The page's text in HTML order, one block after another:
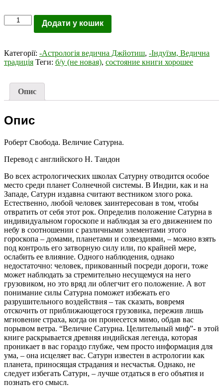
Кількість Додати у кошик
Категорії: -Астрологія ведична Джйотиш, -Індуїзм, Ведична
традиція Теги: б/у (не новая), состояние книги хорошее
Опис
Опис
Роберт Свобода. Величие Сатурна.
Перевод с английского Н. Тандон
Во всех астрологических школах Сатурну отводится особое
место среди планет Солнечной системы. В Индии, как и на
Западе, Сатурн издавна считают вестником злого рока.
Естественно, любой человек заинтересован в том, чтобы
отвратить от себя этот рок. Определив положение Сатурна в
индивидуальном гороскопе и наблюдая за его движением по
небу в соотношении с различными элементами этого
гороскопа – домами, планетами и созвездиями, – можно взять
под контроль его затворную силу или, по крайней мере,
ослабить ее влияние. Одного наблюдения, однако
недостаточно: человек, прикованный посреди дороги, тоже
может наблюдать за стремительно несущемуся на него
грузовиком, но это вряд ли облегчит его положение. А вот
понимание силы Сатурна поможет избежать его
разрушительного воздействия – так сказать, вовремя
отскочить от приближающегося грузовика, пережив лишь
мгновение страха, когда он пронесется мимо, обдав вас
порывом ветра. “Величие Сатурна. Целительный миф”- в этой
книге раскрывается древняя индийская легенда, которая
проникает в вас гораздо глубже, чем просто информация для
ума, – она исцеляет вас. Сатурн известен в астрологии как
планета, приносящая страдания и несчастья. Однако, не
следует избегать Сатурн, – лучше отдаться в его объятия и
познать его смысл.